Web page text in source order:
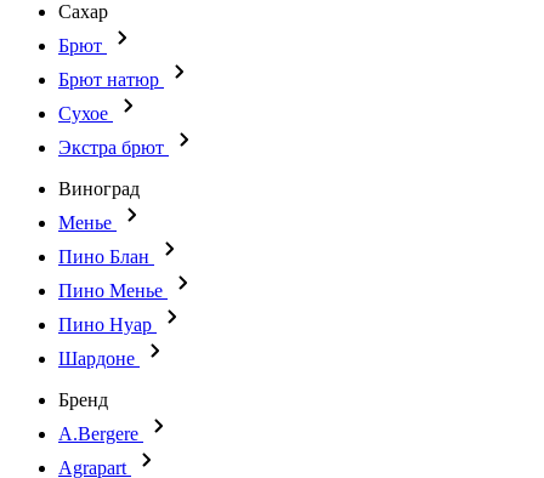
Сахар
Брют
Брют натюр
Сухое
Экстра брют
Виноград
Менье
Пино Блан
Пино Менье
Пино Нуар
Шардоне
Бренд
A.Bergere
Agrapart